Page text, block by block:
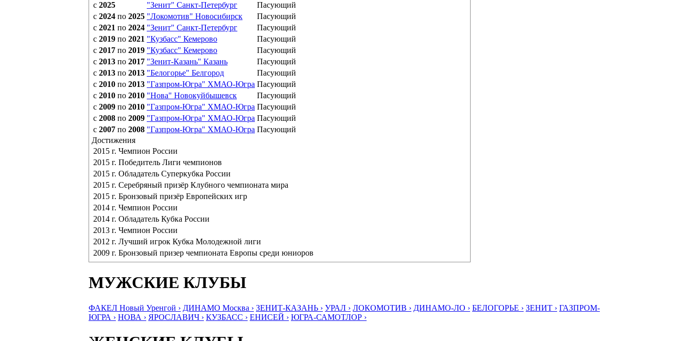
с 2025 "Зенит" Санкт-Петербург
Пасующий
с 2024 по 2025 "Локомотив" Новосибирск
Пасующий
с 2021 по 2024 "Зенит" Санкт-Петербург
Пасующий
с 2019 по 2021 "Кузбасс" Кемерово
Пасующий
с 2017 по 2019 "Кузбасс" Кемерово
Пасующий
с 2013 по 2017 "Зенит-Казань" Казань
Пасующий
с 2013 по 2013 "Белогорье" Белгород
Пасующий
с 2010 по 2013 "Газпром-Югра" ХМАО-Югра Пасующий
с 2010 по 2010 "Нова" Новокуйбышевск
Пасующий
с 2009 по 2010 "Газпром-Югра" ХМАО-Югра Пасующий
с 2008 по 2009 "Газпром-Югра" ХМАО-Югра Пасующий
с 2007 по 2008 "Газпром-Югра" ХМАО-Югра Пасующий
Достижения
2015 г. Чемпион России
2015 г. Победитель Лиги чемпионов
2015 г. Обладатель Суперкубка России
2015 г. Серебряный призёр Клубного чемпионата мира
2015 г. Бронзовый призёр Европейских игр
2014 г. Чемпион России
2014 г. Обладатель Кубка России
2013 г. Чемпион России
2012 г. Лучший игрок Кубка Молодежной лиги
2009 г. Бронзовый призер чемпионата Европы среди юниоров
МУЖСКИЕ КЛУБЫ
ФАКЕЛ Новый Уренгой › ДИНАМО Москва › ЗЕНИТ-КАЗАНЬ › УРАЛ › ЛОКОМОТИВ › ДИНАМО-ЛО › БЕЛОГОРЬЕ › ЗЕНИТ › ГАЗПРОМ-
ЮГРА › НОВА › ЯРОСЛАВИЧ › КУЗБАСС › ЕНИСЕЙ › ЮГРА-САМОТЛОР ›